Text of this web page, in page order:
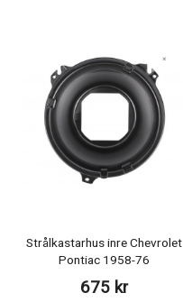
Strålkastarhus inre Chevrolet
Pontiac 1958-76
675 kr